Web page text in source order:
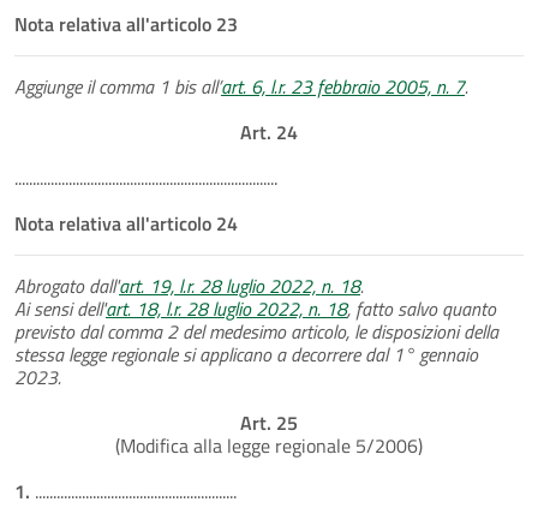
Nota relativa all'articolo 23
Aggiunge il comma 1 bis all’art. 6, l.r. 23 febbraio 2005, n. 7.
Art. 24
.........................................................................
Nota relativa all'articolo 24
Abrogato dall'art. 19, l.r. 28 luglio 2022, n. 18.
Ai sensi dell'art. 18, l.r. 28 luglio 2022, n. 18, fatto salvo quanto
previsto dal comma 2 del medesimo articolo, le disposizioni della
stessa legge regionale si applicano a decorrere dal 1° gennaio
2023.
Art. 25
(Modifica alla legge regionale 5/2006)
1. ........................................................